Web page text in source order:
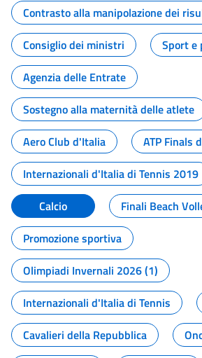
Contrasto alla manipolazione dei
Consiglio dei ministri
Sport e
Agenzia delle Entrate
Sostegno alla maternità delle atlete
Aero Club d'Italia
ATP Finals
Internazionali d'Italia di Tennis 2019
Calcio
Finali Beach
Promozione sportiva
Olimpiadi Invernali 2026 (1)
Internazionali d'Italia di Tennis
Cavalieri della Repubblica